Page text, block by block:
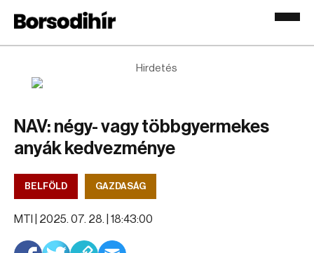
Hirdetés
NAV: négy- vagy többgyermekes
anyák kedvezménye
BELFÖLD GAZDASÁG
MTI | 2025. 07. 28. | 18:43:00